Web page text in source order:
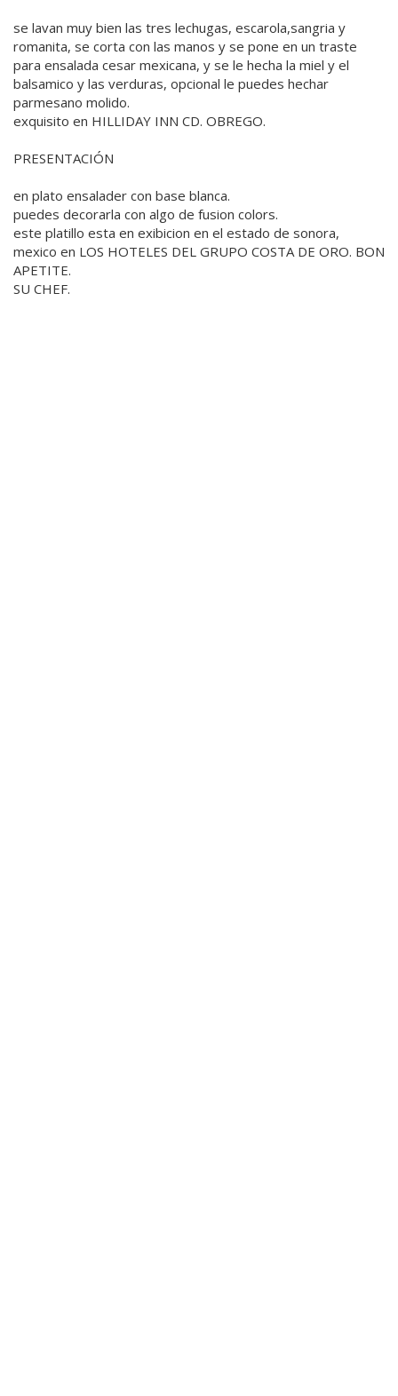
se lavan muy bien las tres lechugas, escarola,sangria y
romanita, se corta con las manos y se pone en un traste
para ensalada cesar mexicana, y se le hecha la miel y el
balsamico y las verduras, opcional le puedes hechar
parmesano molido.
exquisito en HILLIDAY INN CD. OBREGO.
PRESENTACIÓN
en plato ensalader con base blanca.
puedes decorarla con algo de fusion colors.
este platillo esta en exibicion en el estado de sonora,
mexico en LOS HOTELES DEL GRUPO COSTA DE ORO. BON
APETITE.
SU CHEF.